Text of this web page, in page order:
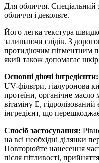
Для обличчя. Спеціальний
обличчя і декольте.
Його легка текстура
залишаючи слідів. З
протидіючим пігментним
який також допомагає
Основні діючі інгредієнти:
UV-фільтри, гіалуронова
протеїни, органічне масло
вітаміну Е,
інгредієнт, що
Спосіб застосування:
на всі необхідні ділянки
Повторюйте нанесення
після пітливості,